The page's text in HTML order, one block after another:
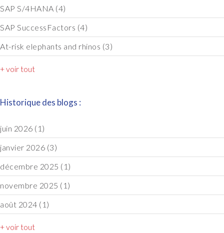
SAP S/4HANA (4)
SAP SuccessFactors (4)
At-risk elephants and rhinos (3)
+ voir tout
Historique des blogs :
juin 2026 (1)
janvier 2026 (3)
décembre 2025 (1)
novembre 2025 (1)
août 2024 (1)
+ voir tout